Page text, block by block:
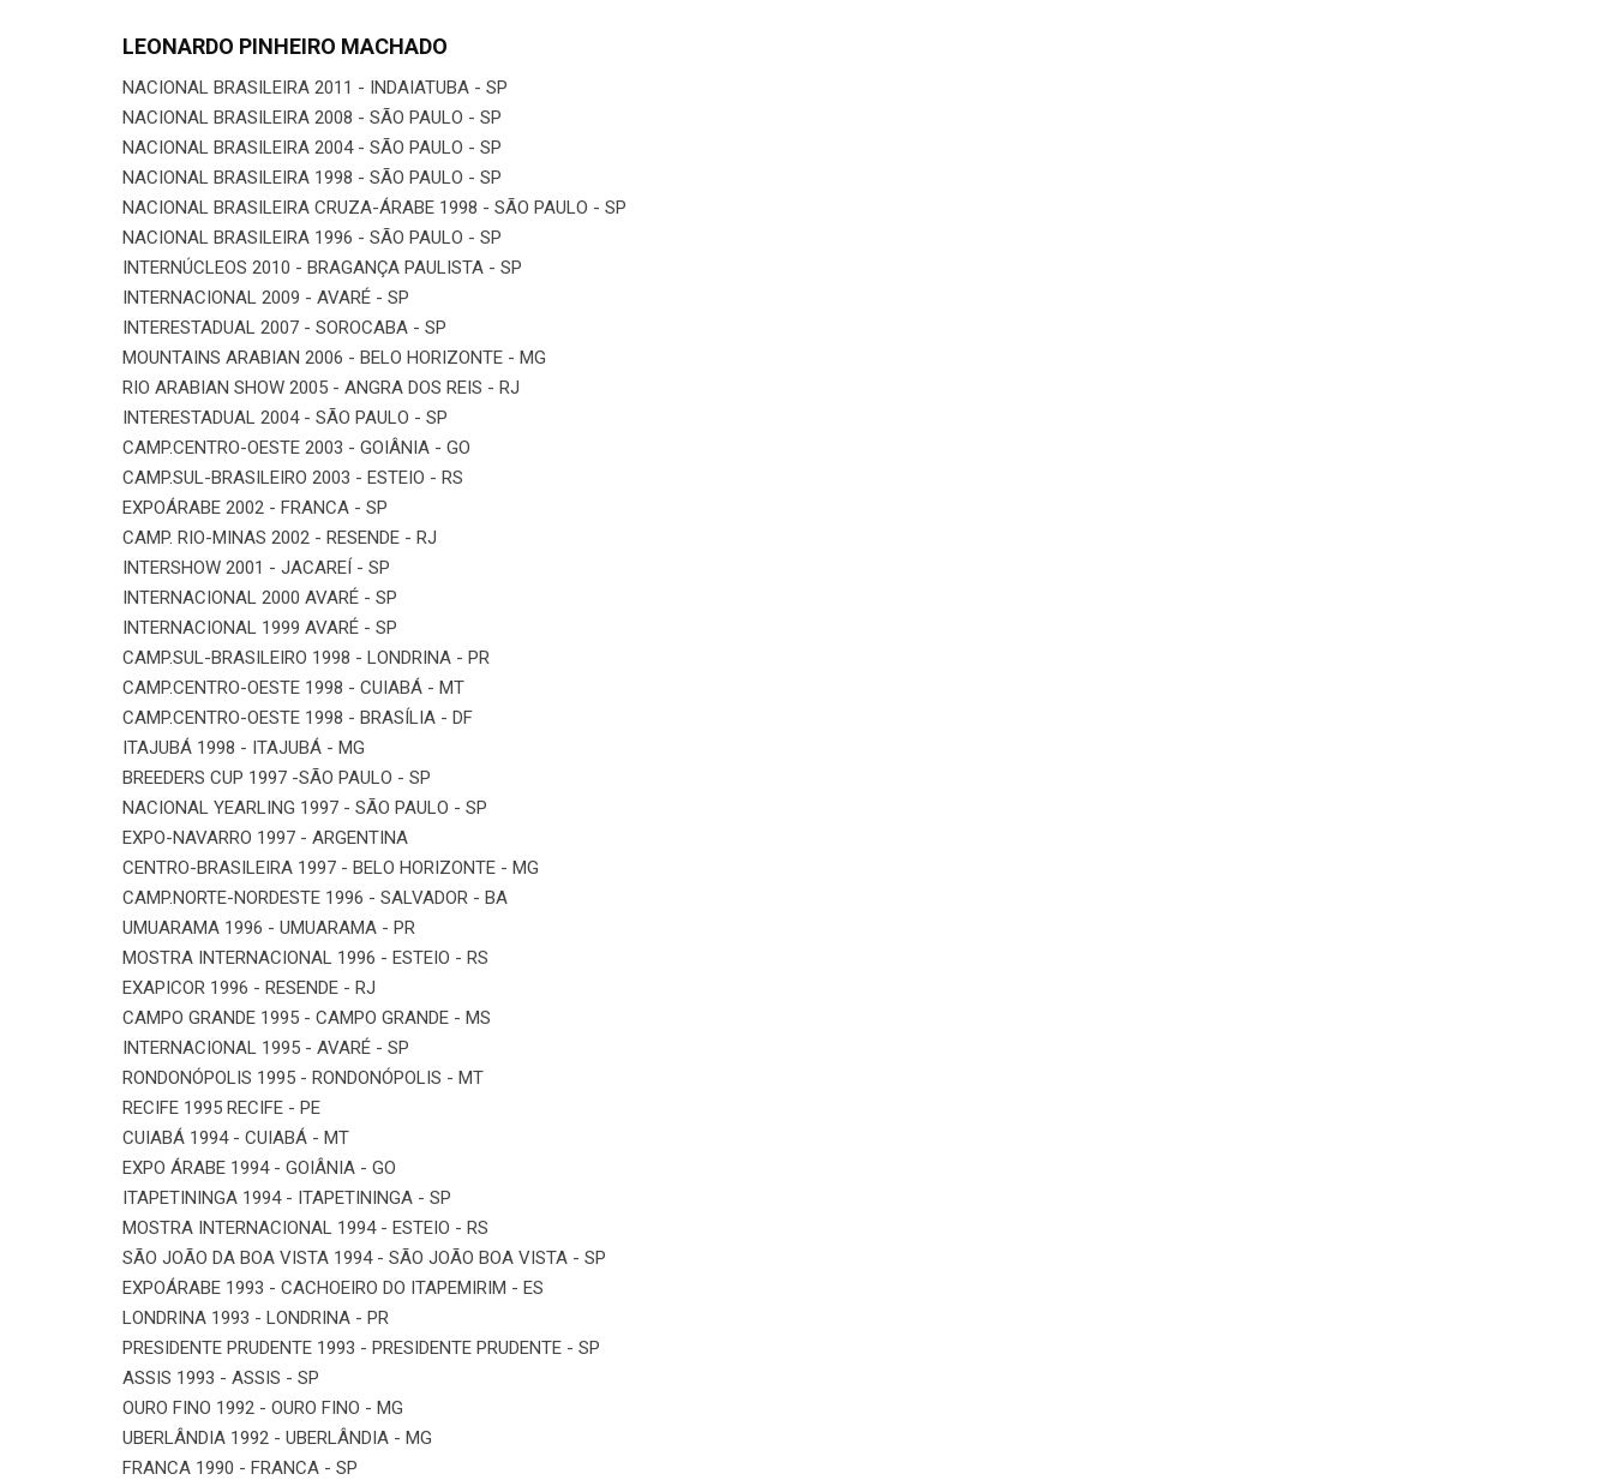
LEONARDO PINHEIRO MACHADO
NACIONAL BRASILEIRA 2011 - INDAIATUBA - SP
NACIONAL BRASILEIRA 2008 - SÃO PAULO - SP
NACIONAL BRASILEIRA 2004 - SÃO PAULO - SP
NACIONAL BRASILEIRA 1998 - SÃO PAULO - SP
NACIONAL BRASILEIRA CRUZA-ÁRABE 1998 - SÃO PAULO - SP
NACIONAL BRASILEIRA 1996 - SÃO PAULO - SP
INTERNÚCLEOS 2010 - BRAGANÇA PAULISTA - SP
INTERNACIONAL 2009 - AVARÉ - SP
INTERESTADUAL 2007 - SOROCABA - SP
MOUNTAINS ARABIAN 2006 - BELO HORIZONTE - MG
RIO ARABIAN SHOW 2005 - ANGRA DOS REIS - RJ
INTERESTADUAL 2004 - SÃO PAULO - SP
CAMP.CENTRO-OESTE 2003 - GOIÂNIA - GO
CAMP.SUL-BRASILEIRO 2003 - ESTEIO - RS
EXPOÁRABE 2002 - FRANCA - SP
CAMP. RIO-MINAS 2002 - RESENDE - RJ
INTERSHOW 2001 - JACAREÍ - SP
INTERNACIONAL 2000 AVARÉ - SP
INTERNACIONAL 1999 AVARÉ - SP
CAMP.SUL-BRASILEIRO 1998 - LONDRINA - PR
CAMP.CENTRO-OESTE 1998 - CUIABÁ - MT
CAMP.CENTRO-OESTE 1998 - BRASÍLIA - DF
ITAJUBÁ 1998 - ITAJUBÁ - MG
BREEDERS CUP 1997 -SÃO PAULO - SP
NACIONAL YEARLING 1997 - SÃO PAULO - SP
EXPO-NAVARRO 1997 - ARGENTINA
CENTRO-BRASILEIRA 1997 - BELO HORIZONTE - MG
CAMP.NORTE-NORDESTE 1996 - SALVADOR - BA
UMUARAMA 1996 - UMUARAMA - PR
MOSTRA INTERNACIONAL 1996 - ESTEIO - RS
EXAPICOR 1996 - RESENDE - RJ
CAMPO GRANDE 1995 - CAMPO GRANDE - MS
INTERNACIONAL 1995 - AVARÉ - SP
RONDONÓPOLIS 1995 - RONDONÓPOLIS - MT
RECIFE 1995 RECIFE - PE
CUIABÁ 1994 - CUIABÁ - MT
EXPO ÁRABE 1994 - GOIÂNIA - GO
ITAPETININGA 1994 - ITAPETININGA - SP
MOSTRA INTERNACIONAL 1994 - ESTEIO - RS
SÃO JOÃO DA BOA VISTA 1994 - SÃO JOÃO BOA VISTA - SP
EXPOÁRABE 1993 - CACHOEIRO DO ITAPEMIRIM - ES
LONDRINA 1993 - LONDRINA - PR
PRESIDENTE PRUDENTE 1993 - PRESIDENTE PRUDENTE - SP
ASSIS 1993 - ASSIS - SP
OURO FINO 1992 - OURO FINO - MG
UBERLÂNDIA 1992 - UBERLÂNDIA - MG
FRANCA 1990 - FRANCA - SP